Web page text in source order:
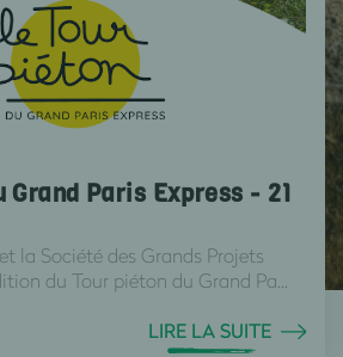
Grand Paris Express - 21
la Société des Grands Projets
du Tour piéton du Grand Pa...
LIRE LA SUITE